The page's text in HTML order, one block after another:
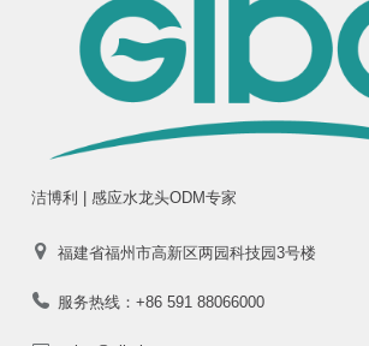
洁博利 | 感应水龙头ODM专家
福建省福州市高新区两园科技园3号楼
服务热线：+86 591 88066000